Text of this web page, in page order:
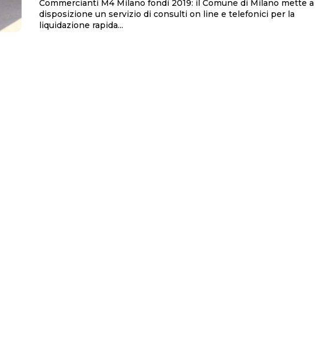
Commercianti M4 Milano fondi 2019: il Comune di Milano mette a
disposizione un servizio di consulti on line e telefonici per la
liquidazione rapida...